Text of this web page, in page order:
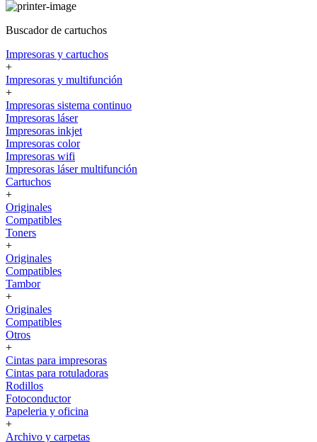
Buscador de cartuchos
Impresoras y cartuchos
+
Impresoras y multifunción
+
Impresoras sistema continuo
Impresoras láser
Impresoras inkjet
Impresoras color
Impresoras wifi
Impresoras láser multifunción
Cartuchos
+
Originales
Compatibles
Toners
+
Originales
Compatibles
Tambor
+
Originales
Compatibles
Otros
+
Cintas para impresoras
Cintas para rotuladoras
Rodillos
Fotoconductor
Papeleria y oficina
+
Archivo y carpetas